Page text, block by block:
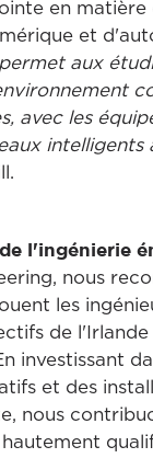
en matière
et
aux
avec les
intelligents
l'ingénierie
nous
les
de
investissant
et des
nous